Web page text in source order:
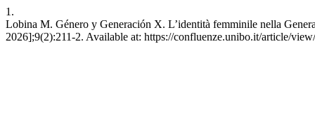
1.
Lobina M. Género y Generación X. L’identità femminile nella
2026];9(2):211-2. Available at: https://confluenze.unibo.it/article/